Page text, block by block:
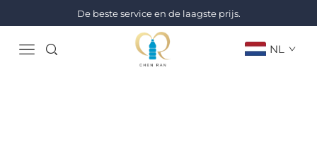
De beste service en de laagste prijs.
NL